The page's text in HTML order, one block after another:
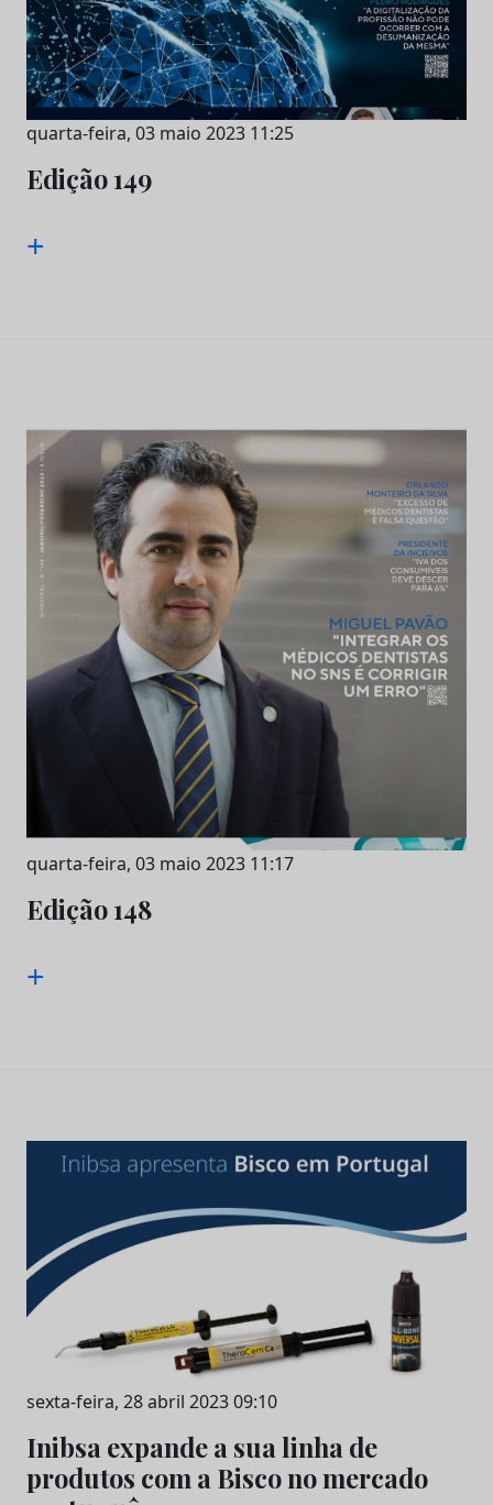
quarta-feira, 03 maio 2023 11:25
Edição 149
+
quarta-feira, 03 maio 2023 11:17
Edição 148
+
sexta-feira, 28 abril 2023 09:10
Inibsa expande a sua linha de
produtos com a Bisco no mercado